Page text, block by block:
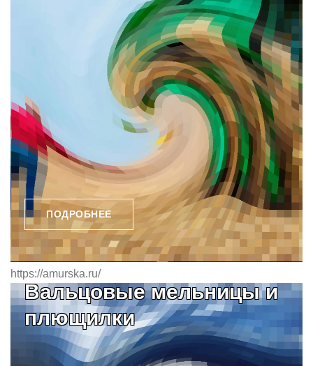
ПОДРОБНЕЕ
https://amurska.ru/
Вальцовые мельницы и
плющилки